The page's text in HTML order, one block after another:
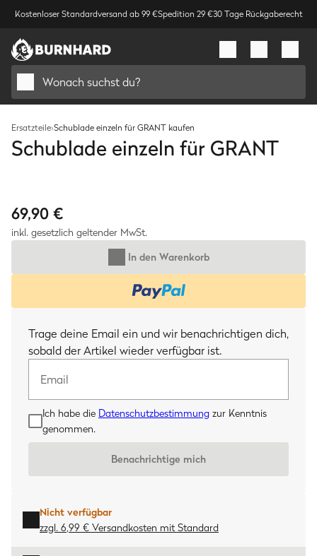
Kostenloser Standardversand ab 99 €Spedition 29 €30 Tage Rückgaberecht
Wonach suchst du?
Ersatzteile›Schublade einzeln für GRANT kaufen
Schublade einzeln für GRANT
69,90 €
inkl. gesetzlich geltender MwSt.
In den Warenkorb
Trage deine Email ein und wir benachrichtigen dich,
sobald der Artikel wieder verfügbar ist.
Email
Ich habe die Datenschutzbestimmung zur Kenntnis
genommen.
Benachrichtige mich
Nicht verfügbar
zzgl. 6,99 € Versandkosten mit Standard